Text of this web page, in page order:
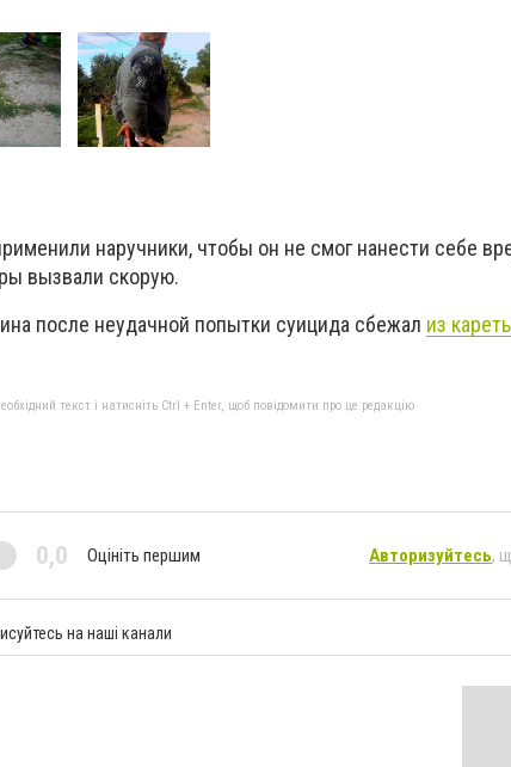
наручники, чтобы он не смог нанести себе
вызвали скорую.
после неудачной попытки суицида сбежал из
текст і натисніть Ctrl + Enter, щоб повідомити про це редакцію
0,0 Оцініть першим Авторизуйтесь,
на наші канали